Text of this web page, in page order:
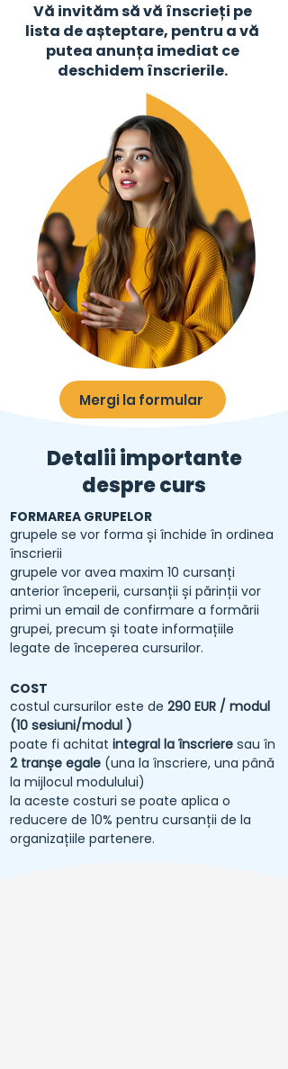
Vă invităm să vă înscrieți pe
lista de așteptare, pentru a vă
putea anunța imediat ce
deschidem înscrierile.
Mergi la formular
Detalii importante
despre curs
FORMAREA GRUPELOR
grupele se vor forma și închide în ordinea
înscrierii
grupele vor avea maxim 10 cursanți
anterior începerii, cursanții și părinții vor
primi un email de confirmare a formării
grupei, precum și toate informațiile
legate de începerea cursurilor.
COST
costul cursurilor este de 290 EUR / modul
(10 sesiuni/modul )
poate fi achitat integral la înscriere sau în
2 tranșe egale (una la înscriere, una până
la mijlocul modulului)
la aceste costuri se poate aplica o
reducere de 10% pentru cursanții de la
organizațiile partenere.